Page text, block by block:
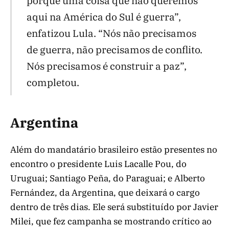
aqui na América do Sul é guerra”,
enfatizou Lula. “Nós não precisamos
de guerra, não precisamos de conflito.
Nós precisamos é construir a paz”,
completou.
Argentina
Além do mandatário brasileiro estão presentes no
encontro o presidente Luis Lacalle Pou, do
Uruguai; Santiago Peña, do Paraguai; e Alberto
Fernández, da Argentina, que deixará o cargo
dentro de três dias. Ele será substituído por Javier
Milei, que fez campanha se mostrando crítico ao